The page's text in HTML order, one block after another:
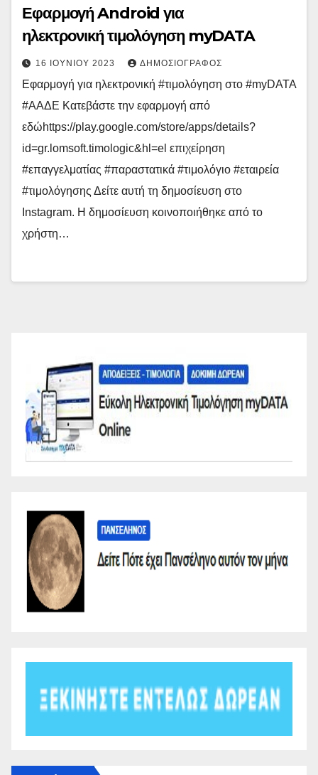
Εφαρμογή Android για
ηλεκτρονική τιμολόγηση myDATA
16 ΙΟΥΝΊΟΥ 2023 ΔΗΜΟΣΙΟΓΡΆΦΟΣ
Εφαρμογή για ηλεκτρονική #τιμολόγηση στο #myDATA
#ΑΑΔΕ Κατεβάστε την εφαρμογή από
εδώhttps://play.google.com/store/apps/details?
id=gr.lomsoft.timologic&hl=el επιχείρηση
#επαγγελματίας #παραστατικά #τιμολόγιο #εταιρεία
#τιμολόγησης Δείτε αυτή τη δημοσίευση στο
Instagram. Η δημοσίευση κοινοποιήθηκε από το
χρήστη…